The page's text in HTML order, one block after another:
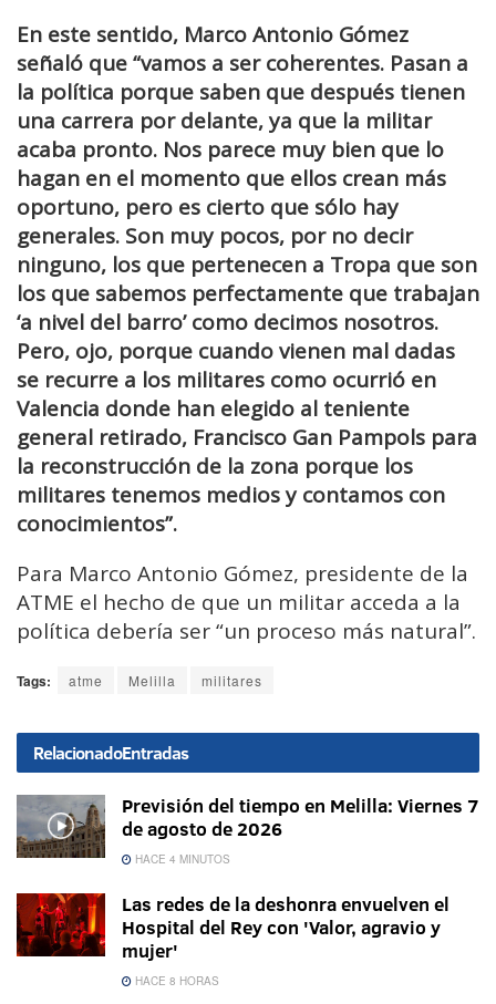
En este sentido, Marco Antonio Gómez
señaló que “vamos a ser coherentes. Pasan a
la política porque saben que después tienen
una carrera por delante, ya que la militar
acaba pronto. Nos parece muy bien que lo
hagan en el momento que ellos crean más
oportuno, pero es cierto que sólo hay
generales. Son muy pocos, por no decir
ninguno, los que pertenecen a Tropa que son
los que sabemos perfectamente que trabajan
‘a nivel del barro’ como decimos nosotros.
Pero, ojo, porque cuando vienen mal dadas
se recurre a los militares como ocurrió en
Valencia donde han elegido al teniente
general retirado, Francisco Gan Pampols para
la reconstrucción de la zona porque los
militares tenemos medios y contamos con
conocimientos”.
Para Marco Antonio Gómez, presidente de la
ATME el hecho de que un militar acceda a la
política debería ser “un proceso más natural”.
Tags: atme Melilla militares
RelacionadoEntradas
Previsión del tiempo en Melilla: Viernes 7
de agosto de 2026
HACE 4 MINUTOS
Las redes de la deshonra envuelven el
Hospital del Rey con 'Valor, agravio y
mujer'
HACE 8 HORAS